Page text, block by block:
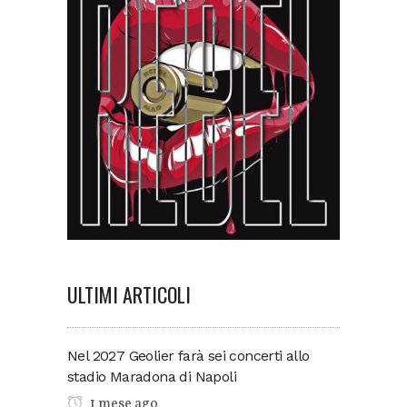
ULTIMI ARTICOLI
Nel 2027 Geolier farà sei concerti allo
stadio Maradona di Napoli